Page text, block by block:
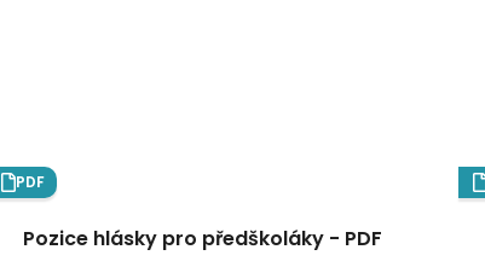
PDF
Pozice hlásky pro předškoláky - PDF